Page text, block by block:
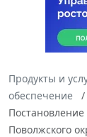
Продукты и
обеспечение
Поволжского